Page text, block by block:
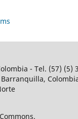
- Tel. (57) (5)